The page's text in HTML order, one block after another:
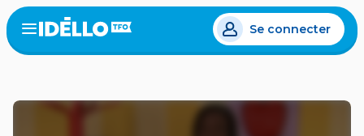
Aller
au
contenu
Open
menu
Se connecter